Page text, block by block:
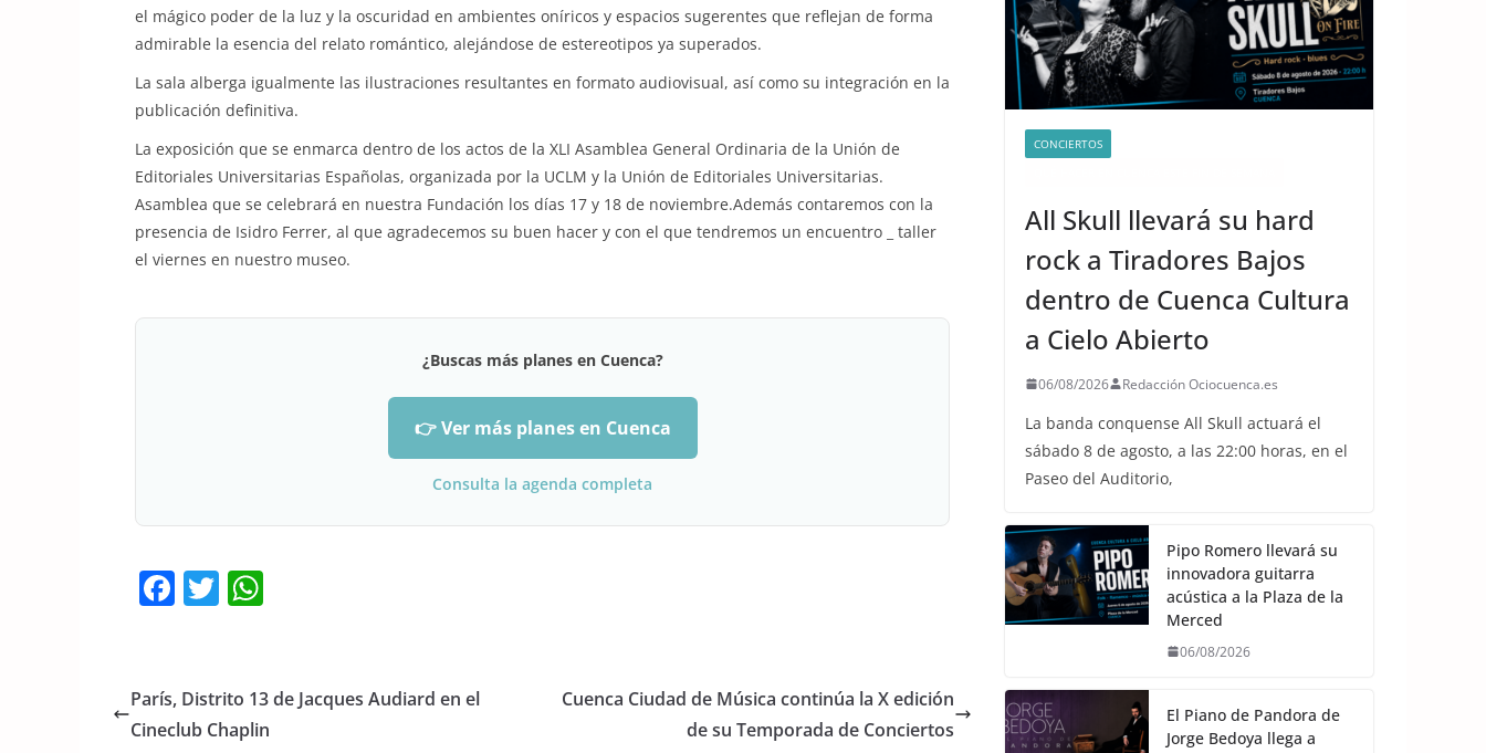
el mágico poder de la luz y la oscuridad en ambientes oníricos y espacios sugerentes que reflejan de forma
admirable la esencia del relato romántico, alejándose de estereotipos ya superados.
La sala alberga igualmente las ilustraciones resultantes en formato audiovisual, así como su integración en la
publicación definitiva.
La exposición que se enmarca dentro de los actos de la XLI Asamblea General Ordinaria de la Unión de
Editoriales Universitarias Españolas, organizada por la UCLM y la Unión de Editoriales Universitarias.
Asamblea que se celebrará en nuestra Fundación los días 17 y 18 de noviembre.Además contaremos con la
presencia de Isidro Ferrer, al que agradecemos su buen hacer y con el que tendremos un encuentro _ taller
el viernes en nuestro museo.
¿Buscas más planes en Cuenca?
👉 Ver más planes en Cuenca
Consulta la agenda completa
F
e
b
T
er s
A
París, Distrito 13 de Jacques Audiard en el
Cineclub Chaplin
Cuenca Ciudad de Música continúa la X edición
de su Temporada de Conciertos
CONCIERTOS
All Skull llevará su hard
rock a Tiradores Bajos
dentro de Cuenca Cultura
a Cielo Abierto
06/08/2026 Redacción Ociocuenca.es
La banda conquense All Skull actuará el
sábado 8 de agosto, a las 22:00 horas, en el
Paseo del Auditorio,
Pipo Romero llevará su
innovadora guitarra
acústica a la Plaza de la
Merced
06/08/2026
El Piano de Pandora de
Jorge Bedoya llega a